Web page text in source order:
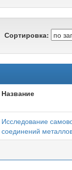
Сортировка:
Название
Исследование
соединений